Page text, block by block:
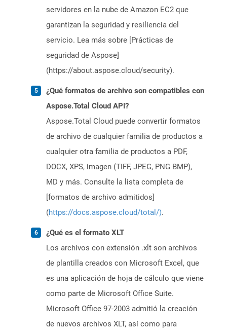
servidores en la nube de Amazon EC2 que
garantizan la seguridad y resiliencia del
servicio. Lea más sobre [Prácticas de
seguridad de Aspose]
(https://about.aspose.cloud/security).
¿Qué formatos de archivo son compatibles con
Aspose.Total Cloud API?
Aspose.Total Cloud puede convertir formatos
de archivo de cualquier familia de productos a
cualquier otra familia de productos a PDF,
DOCX, XPS, imagen (TIFF, JPEG, PNG BMP),
MD y más. Consulte la lista completa de
[formatos de archivo admitidos]
(https://docs.aspose.cloud/total/).
¿Qué es el formato XLT
Los archivos con extensión .xlt son archivos
de plantilla creados con Microsoft Excel, que
es una aplicación de hoja de cálculo que viene
como parte de Microsoft Office Suite.
Microsoft Office 97-2003 admitió la creación
de nuevos archivos XLT, así como para